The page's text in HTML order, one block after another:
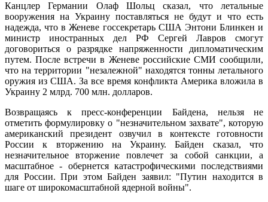
Канцлер Германии Олаф Шольц сказал, что летальные
вооружения на Украину поставляться не будут и что есть
надежда, что в Женеве госсекретарь США Энтони Блинкен и
министр иностранных дел РФ Сергей Лавров смогут
договориться о разрядке напряженности дипломатическим
путем. После встречи в Женеве российские СМИ сообщили,
что на территории "незалежной" находятся тонны летального
оружия из США. За все время конфликта Америка вложила в
Украину 2 млрд. 700 млн. долларов.
Возвращаясь к пресс-конференции Байдена, нельзя не
отметить формулировку о "незначительном захвате", которую
американский президент озвучил в контексте готовности
России к вторжению на Украину. Байден сказал, что
незначительное вторжение повлечет за собой санкции, а
масштабное - обернется катастрофическими последствиями
для России. При этом Байден заявил: "Путин находится в
шаге от широкомасштабной ядерной войны".